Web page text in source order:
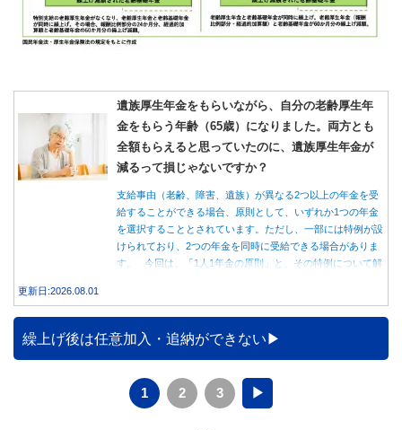
遺族厚生年金をもらいながら、自分の老齢厚生年
金をもらう年齢（65歳）になりました。両方とも
全額もらえると思っていたのに、遺族厚生年金が
減るって損じゃないですか？
支給事由（老齢、障害、遺族）が異なる2つ以上の年金を受
給することができる場合、原則として、いずれか1つの年金
を選択することとされています。ただし、一部には特例が設
けられており、2つの年金を同時に受給できる場合がありま
す。 今回は、「1人1年金の原則」と、その特例について解
更新日:2026.08.01
繰上げ後は任意加入・追納ができない
1 2 3 ▶